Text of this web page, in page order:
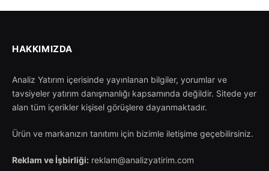
HAKKIMIZDA
Analiz Yatırım içerisinde yayınlanan bilgiler, yorumlar ve
tavsiyeler yatırım danışmanlığı kapsamında değildir. Sitede yer
alan tüm içerikler kişisel görüşlere dayanmaktadır.
Ürün ve markanızın tanıtımı için bizimle iletişime geçebilirsiniz.
Reklam ve İşbirliği: reklam@analizyatirim.com